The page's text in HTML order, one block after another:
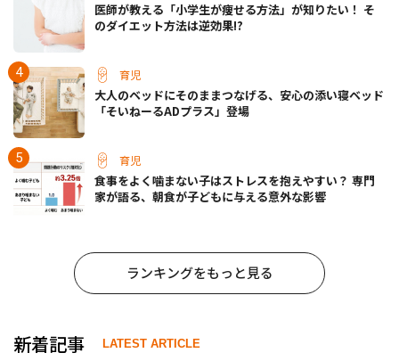
医師が教える「小学生が痩せる方法」が知りたい！ そ
のダイエット方法は逆効果!?
育児
大人のベッドにそのままつなげる、安心の添い寝ベッド
「そいねーるADプラス」登場
育児
食事をよく噛まない子はストレスを抱えやすい？ 専門
家が語る、朝食が子どもに与える意外な影響
ランキングをもっと見る
新着記事 LATEST ARTICLE